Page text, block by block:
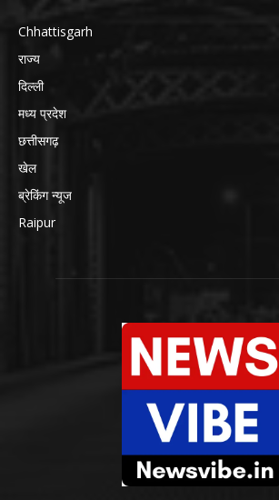
Chhattisgarh
राज्य
दिल्ली
मध्य प्रदेश
छत्तीसगढ़
खेल
ब्रेकिंग न्यूज
Raipur